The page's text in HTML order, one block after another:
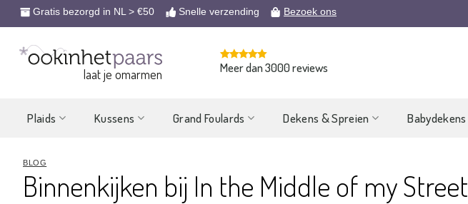
naar
inhoud
Gratis bezorgd in NL > €50 Snelle verzending Bezoek ons
laat je omarmen Meer dan 3000 reviews
Plaids Kussens Grand Foulards Dekens & Spreien Babydekens
BLOG
Binnenkijken bij In the Middle of my Street